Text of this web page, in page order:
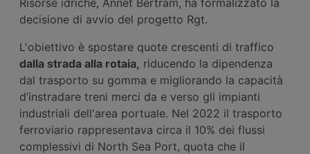
decisione di avvio del progetto Rgt.
L'obiettivo è spostare quote crescenti di traffico
dalla strada alla rotaia, riducendo la dipendenza
dal trasporto su gomma e migliorando la capacità
d’instradare treni merci da e verso gli impianti
industriali dell'area portuale. Nel 2022 il trasporto
ferroviario rappresentava circa il 10% dei flussi
complessivi di North Sea Port, quota che il